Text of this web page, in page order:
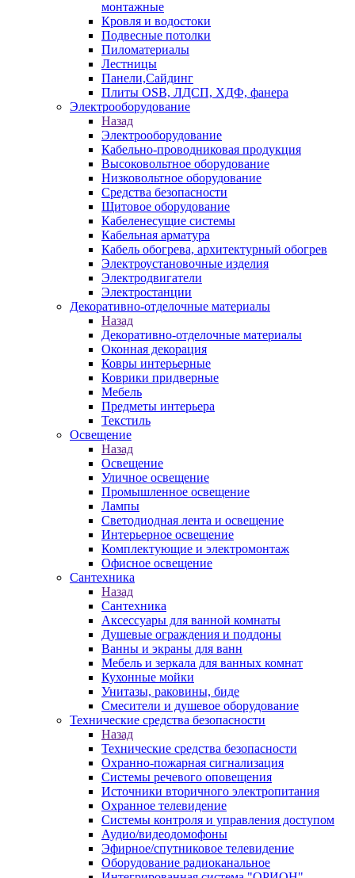
монтажные
Кровля и водостоки
Подвесные потолки
Пиломатериалы
Лестницы
Панели,Сайдинг
Плиты OSB, ЛДСП, ХДФ, фанера
Электрооборудование
Назад
Электрооборудование
Кабельно-проводниковая продукция
Высоковольтное оборудование
Низковольтное оборудование
Средства безопасности
Щитовое оборудование
Кабеленесущие системы
Кабельная арматура
Кабель обогрева, архитектурный обогрев
Электроустановочные изделия
Электродвигатели
Электростанции
Декоративно-отделочные материалы
Назад
Декоративно-отделочные материалы
Оконная декорация
Ковры интерьерные
Коврики придверные
Мебель
Предметы интерьера
Текстиль
Освещение
Назад
Освещение
Уличное освещение
Промышленное освещение
Лампы
Светодиодная лента и освещение
Интерьерное освещение
Комплектующие и электромонтаж
Офисное освещение
Сантехника
Назад
Сантехника
Аксессуары для ванной комнаты
Душевые ограждения и поддоны
Ванны и экраны для ванн
Мебель и зеркала для ванных комнат
Кухонные мойки
Унитазы, раковины, биде
Смесители и душевое оборудование
Технические средства безопасности
Назад
Технические средства безопасности
Охранно-пожарная сигнализация
Системы речевого оповещения
Источники вторичного электропитания
Охранное телевидение
Системы контроля и управления доступом
Аудио/видеодомофоны
Эфирное/спутниковое телевидение
Оборудование радиоканальное